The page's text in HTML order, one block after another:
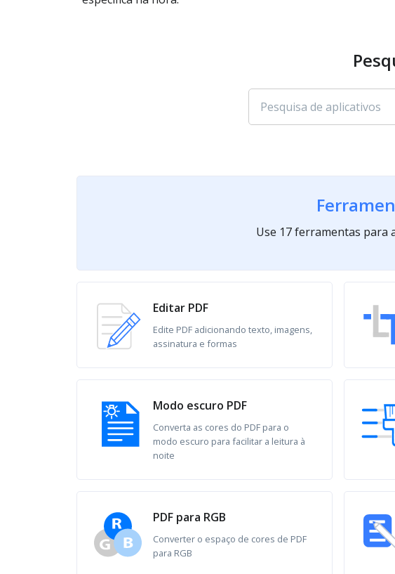
Use 17 ferramentas para
Editar PDF
Edite PDF adicionando texto, imagens,
assinatura e formas
Modo escuro PDF
Converta as cores do PDF para o
modo escuro para facilitar a leitura à
noite
PDF para RGB
Converter o espaço de cores de PDF
para RGB